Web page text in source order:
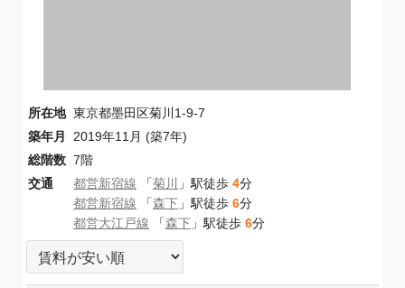
所在地 東京都墨田区菊川1-9-7
築年月
2019年11月 (築7年)
総階数 7階
交通
都営新宿線 「菊川 」駅徒歩 4分
都営新宿線 「森下 」駅徒歩 6分
都営大江戸線 「森下 」駅徒歩 6分